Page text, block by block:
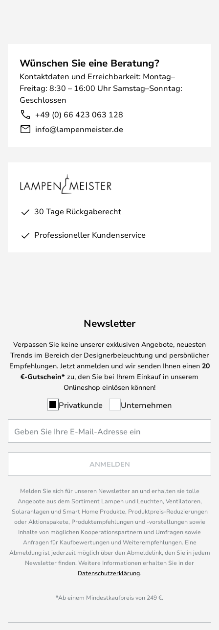
Wünschen Sie eine Beratung?
Kontaktdaten und Erreichbarkeit: Montag–
Freitag: 8:30 – 16:00 Uhr Samstag–Sonntag:
Geschlossen
+49 (0) 66 423 063 128
info@lampenmeister.de
30 Tage Rückgaberecht
Professioneller Kundenservice
Newsletter
Verpassen Sie keine unserer exklusiven Angebote, neuesten
Trends im Bereich der Designerbeleuchtung und persönlicher
Empfehlungen. Jetzt anmelden und wir senden Ihnen einen 20
€-Gutschein* zu, den Sie bei Ihrem Einkauf in unserem
Onlineshop einlösen können!
Privatkunde Unternehmen
ANMELDEN
Melden Sie sich für unseren Newsletter an und erhalten sie tolle
Angebote aus dem Sortiment Lampen und Leuchten, Ventilatoren,
Solaranlagen und Smart Home Produkte, Produktpreis-Reduzierungen
oder Aktionspakete, Produktempfehlungen und -vorstellungen sowie
Inhalte von möglichen Kooperationspartnern und Umfragen sowie
Anfragen für Kaufbewertungen und Weiterempfehlungen. Eine
Abmeldung ist jederzeit möglich über den Abmeldelink, den Sie in jedem
Newsletter finden. Weitere Informationen erhalten Sie in der
Datenschutzerklärung.
*Ab einem Mindestkaufpreis von 249 €.